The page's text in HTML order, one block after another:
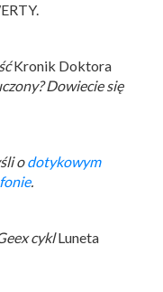
Kronik Doktora
Dowiecie się
odotykowym
.
cyklLuneta